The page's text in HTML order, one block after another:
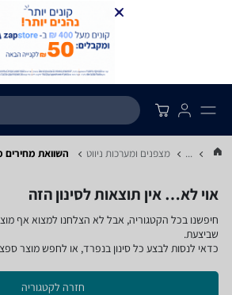
... מצפנים ומערכות ניווט השוואת מחירים
אוי לא… אין תוצאות לסינון הזה
חיפשנו בכל הקטגוריה, אבל לא הצלחנו למצוא אף
שביצעת.
כדאי לנסות לבצע כל סינון בנפרד, או לחפש מוצר
חזרה לקטגוריה